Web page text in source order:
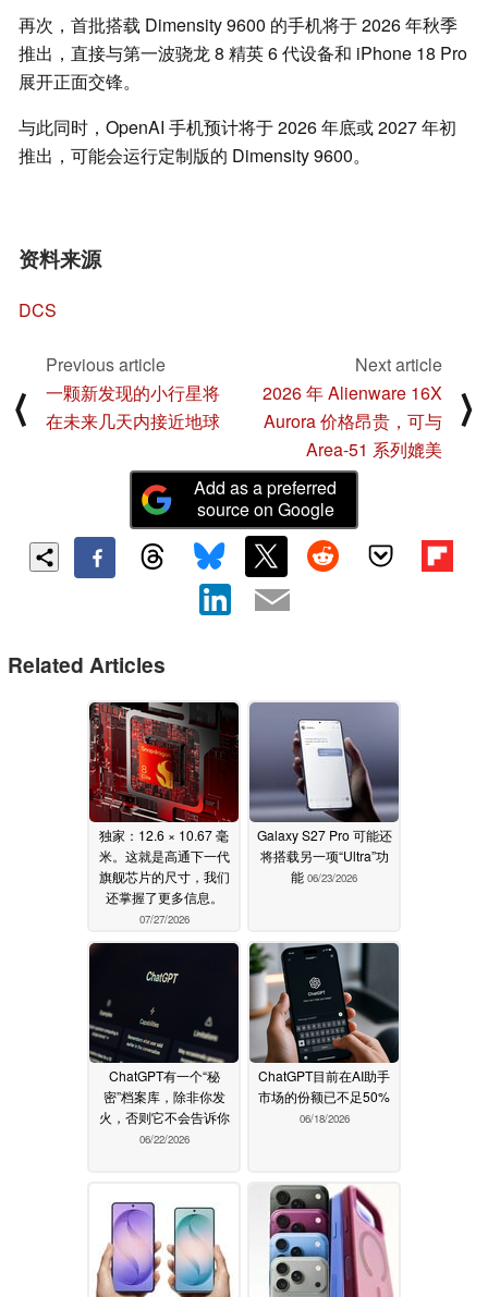
再次，首批搭载 Dimensity 9600 的手机将于 2026 年秋季
推出，直接与第一波骁龙 8 精英 6 代设备和 iPhone 18 Pro
展开正面交锋。
与此同时，OpenAI 手机预计将于 2026 年底或 2027 年初
推出，可能会运行定制版的 Dimensity 9600。
资料来源
DCS
⟨
Previous article
一颗新发现的小行星将
在未来几天内接近地球
Next article
2026 年 Alienware 16X
Aurora 价格昂贵，可与
Area-51 系列媲美
⟩
Add as a preferred
source on Google
Related Articles
独家：12.6 × 10.67 毫
米。这就是高通下一代
旗舰芯片的尺寸，我们
还掌握了更多信息。
07/27/2026
Galaxy S27 Pro 可能还
将搭载另一项“Ultra”功
能 06/23/2026
ChatGPT有一个“秘
密”档案库，除非你发
火，否则它不会告诉你
06/22/2026
ChatGPT目前在AI助手
市场的份额已不足50%
06/18/2026